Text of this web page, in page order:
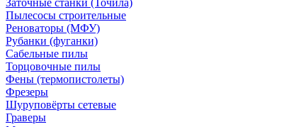
Заточные станки (Точила)
Пылесосы строительные
Реноваторы (МФУ)
Рубанки (фуганки)
Сабельные пилы
Торцовочные пилы
Фены (термопистолеты)
Фрезеры
Шуруповёрты сетевые
Граверы